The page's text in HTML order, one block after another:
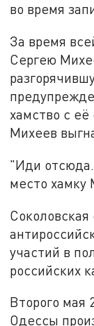
во время
За время
Сергею
хамство с
Михеев
"Иди
место хамку
участий в
российских
Второго мая
Одессы